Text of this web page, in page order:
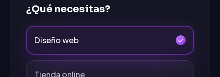
¿Qué necesitas?
Diseño web
Tienda online